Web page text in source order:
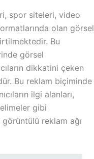
spor siteleri, video
olan görsel
Bu
görsel
dikkatini çeken
Bu reklam biçiminde
ilgi alanları,
gibi
reklam ağı